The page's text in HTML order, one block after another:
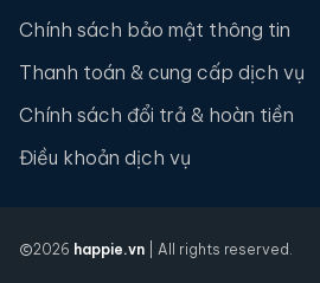
Chính sách bảo mật thông tin
Thanh toán & cung cấp dịch vụ
Chính sách đổi trả & hoàn tiền
Điều khoản dịch vụ
2026 happie.vn | All rights reserved.